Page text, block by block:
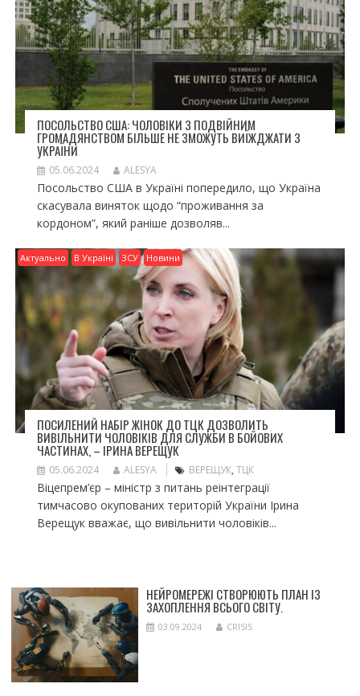
ПОСОЛЬСТВО США: ЧОЛОВІКИ З ПОДВІЙНИМ
ГРОМАДЯНСТВОМ БІЛЬШЕ НЕ ЗМОЖУТЬ ВИЇЖДЖАТИ З
УКРАЇНИ
05.06.2024 ALESYA
Посольство США в Україні попередило, що Україна
скасувала виняток щодо “проживання за
кордоном”, який раніше дозволяв...
Актуально В Україні ЗСУ Новини
ПОСИЛЕНИЙ НАБІР ЖІНОК ДО ТЦК ДОЗВОЛИТЬ
ВИВІЛЬНИТИ ЧОЛОВІКІВ ДЛЯ СЛУЖБИ В БОЙОВИХ
ЧАСТИНАХ, – ІРИНА ВЕРЕЩУК
05.06.2024 ALESYA ВЕРЕЩУК, ТЦК
Віцепрем’єр – міністр з питань реінтеграції
тимчасово окупованих територій України Ірина
Верещук вважає, що вивільнити чоловіків...
НЕЙРОМЕРЕЖІ СТВОРЮЮТЬ ПЛАН ІЗ
ЗАХОПЛЕННЯ ВСЬОГО СВІТУ.
03.09.2024 CRISIS